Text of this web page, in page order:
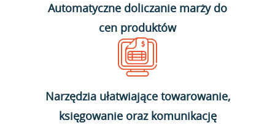
Automatyczne doliczanie marży do
cen produktów
Narzędzia ułatwiające towarowanie,
księgowanie oraz komunikację